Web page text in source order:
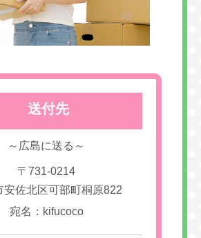
送付先
～広島に送る～
〒731-0214
安佐北区可部町桐原822
宛名：kifucoco